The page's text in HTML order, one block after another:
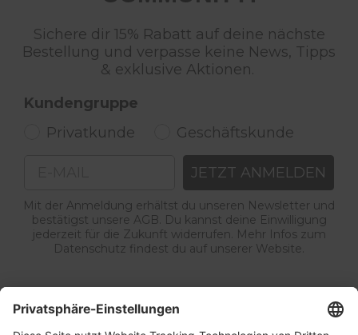
Sichere dir 15% Rabatt auf deine nächste
Bestellung und verpasse keine News, Tipps
& exklusive Aktionen.
Kundengruppe
Privatkunde
Geschäftskunde
JETZT ANMELDEN
Mit der Anmeldung erhältst du unseren Newsletter und
bestätigst unsere AGB. Du kannst deine Einwilligung
jederzeit für die Zukunft widerrufen. Mehr Infos zum
Datenschutz findest du auf unserer Website.